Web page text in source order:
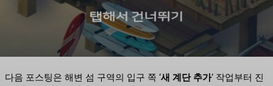
다음 포스팅은 해변 섬 구역의 입구 쪽 ‘새 계단 추가‘ 작업부터 진